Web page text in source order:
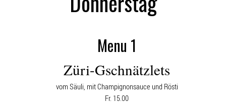
Menu 1
Züri-Gschnätzlets
vom Säuli, mit Champignonsauce und Rösti
Fr. 15.00